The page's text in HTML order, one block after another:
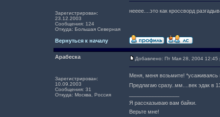
Зарегистрирован:
23.12.2003
Сообщения: 124
Откуда: Большая Северная
нееее....это как кроссворд
Вернуться к началу
Арабеска
Зарегистрирован:
10.09.2003
Сообщения: 31
Откуда: Москва, Россия
Добавлено: Пт Мая 28, 2004 12:45
Меня, меня возьмите! *усаживаясь
Предлагаю сразу..мм....век эдак в
Я рассказываю вам байки.
Верьте мне!